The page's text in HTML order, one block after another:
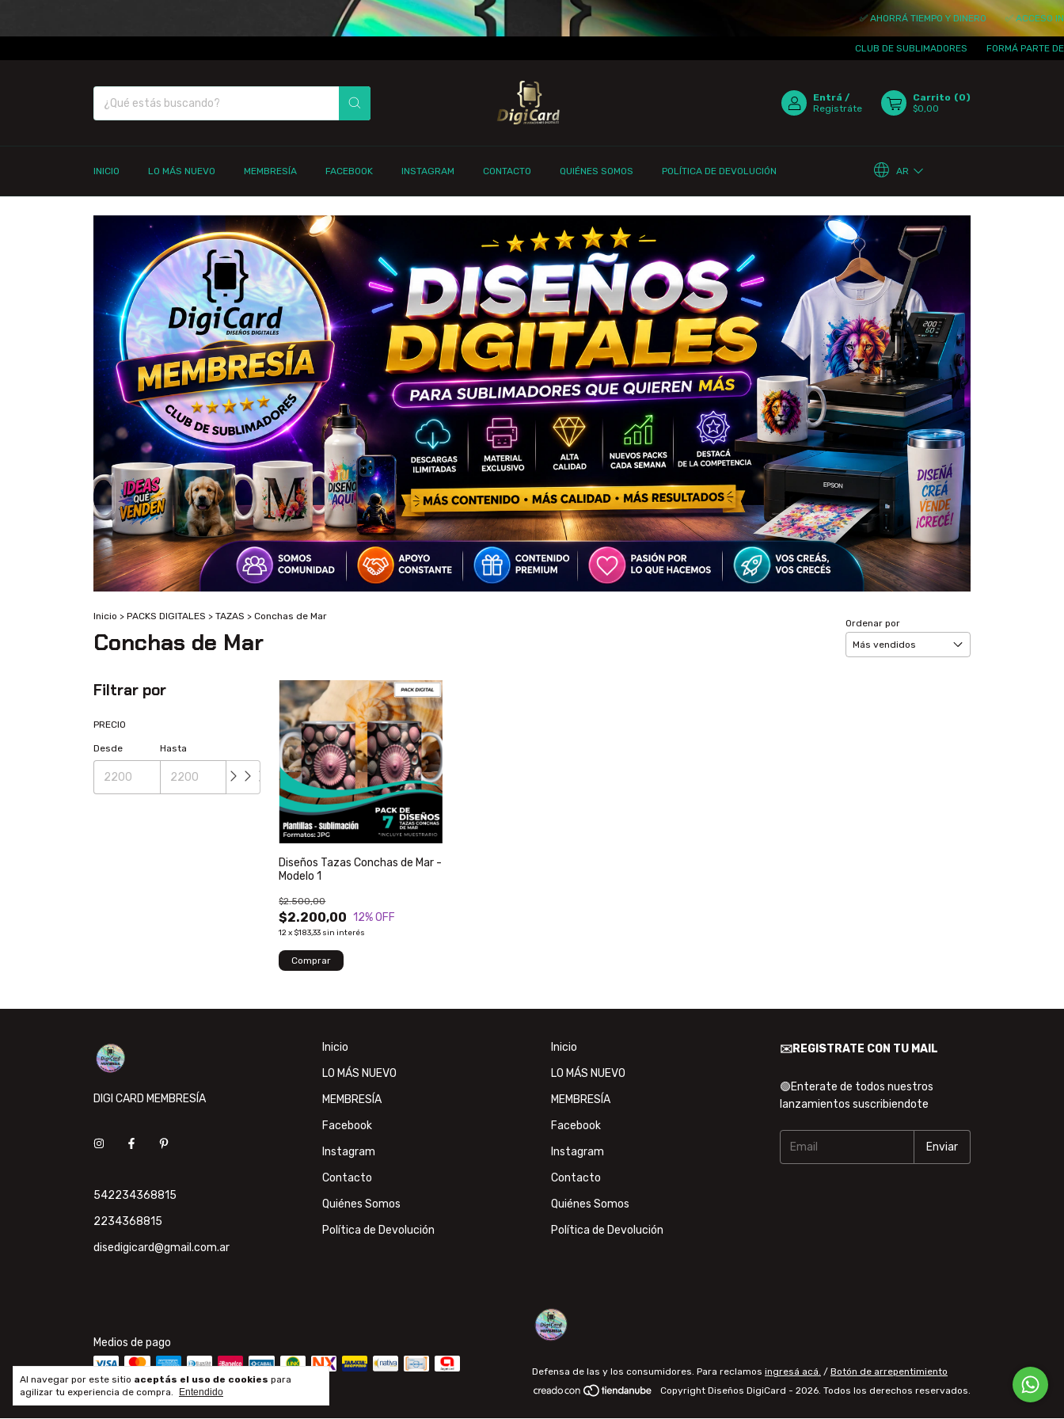
✅ AHORRÁ TIEMPO Y DINERO ✅ ACCESO
CLUB DE SUBLIMADORES FORMÁ PARTE DE LA
Entrá /
Registráte
Carrito (0)
$0,00
INICIO LO MÁS NUEVO MEMBRESÍA FACEBOOK INSTAGRAM CONTACTO QUIÉNES SOMOS POLÍTICA DE DEVOLUCIÓN AR
Al navegar por este sitio aceptás el uso de cookies para
agilizar tu experiencia de compra.
Entendido
Inicio > PACKS DIGITALES > TAZAS > Conchas de Mar
Conchas de Mar
Ordenar por
Filtrar por
PRECIO
Desde Hasta
Diseños Tazas Conchas de Mar -
Modelo 1
$2.200,00
$2.500,00
12% OFF
12x $183,33 sin interés
DIGI CARD MEMBRESÍA
542234368815
2234368815
disedigicard@gmail.com.ar
Inicio
LO MÁS NUEVO
MEMBRESÍA
Facebook
Instagram
Contacto
Quiénes Somos
Política de Devolución
Inicio
LO MÁS NUEVO
MEMBRESÍA
Facebook
Instagram
Contacto
Quiénes Somos
Política de Devolución
✉️REGISTRATE CON TU MAIL
🟢Enterate de todos nuestros
lanzamientos suscribiendote
Medios de pago
Defensa de las y los consumidores. Para reclamos ingresá acá. / Botón de arrepentimiento
Copyright Diseños DigiCard - 2026. Todos los derechos reservados.